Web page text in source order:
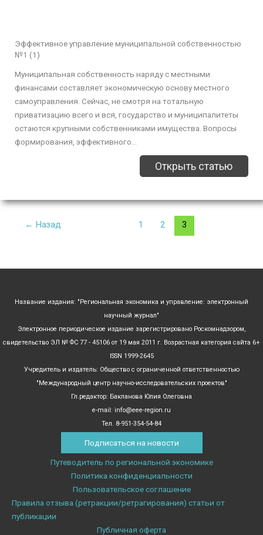
Эффективное управление муниципальной собственностью
№1 (1)
Муниципальная собственность наряду с местными
финансами составляет экономическую основу местного
самоуправления. Сейчас, не смотря на тотальную
приватизацию всего и вся, государство и муниципалитеты
остаются крупными собственниками имущества. Вопросы
формирования, эффективного...
Открыть статью
← Назад 1 2 3
Название издания: "Региональная экономика и управление: электронный
научный журнал"
Электронное периодическое издание зарегистрировано Роскомнадзором,
свидетельство ЭЛ № ФС 77 - 45106 от 19 мая 2011 г. Возрастная категория сайта 6+
ISSN 1999-2645
Учредитель и издатель: Общество с ограниченной ответственностью
"Международный центр научно-исследовательских проектов"
Гл.редактор: Бакланова Юлия Олеговна
e-mail: info@eee-region.ru
Тел. 8-951-354-54-84
Подписаться на новости
Путеводитель по региональной экономике
Политика конфиденциальности
Пользовательское соглашение
Правила отзыва (ретракции/ретрагирования) статьи от
публикации
Публичная оферта